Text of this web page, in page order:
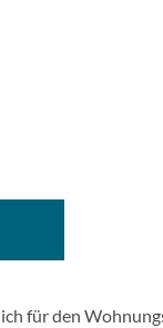
für den